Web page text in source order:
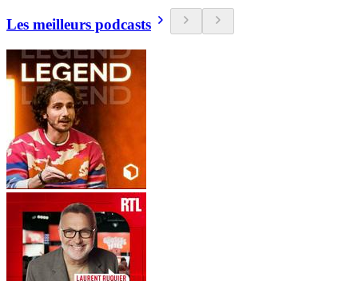
Les meilleurs podcasts